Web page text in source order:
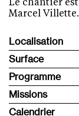
Le chantier
Marcel Villette.
Localisation
Surface
Programme
Missions
Calendrier